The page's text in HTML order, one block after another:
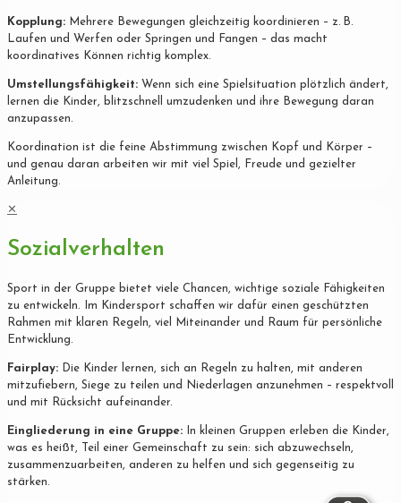
Kopplung: Mehrere Bewegungen gleichzeitig koordinieren – z. B.
Laufen und Werfen oder Springen und Fangen – das macht
koordinatives Können richtig komplex.
Umstellungsfähigkeit: Wenn sich eine Spielsituation plötzlich ändert,
lernen die Kinder, blitzschnell umzudenken und ihre Bewegung daran
anzupassen.
Koordination ist die feine Abstimmung zwischen Kopf und Körper –
und genau daran arbeiten wir mit viel Spiel, Freude und gezielter
Anleitung.
✕
Sozialverhalten
Sport in der Gruppe bietet viele Chancen, wichtige soziale Fähigkeiten
zu entwickeln. Im Kindersport schaffen wir dafür einen geschützten
Rahmen mit klaren Regeln, viel Miteinander und Raum für persönliche
Entwicklung.
Fairplay: Die Kinder lernen, sich an Regeln zu halten, mit anderen
mitzufiebern, Siege zu teilen und Niederlagen anzunehmen – respektvoll
und mit Rücksicht aufeinander.
Eingliederung in eine Gruppe: In kleinen Gruppen erleben die Kinder,
was es heißt, Teil einer Gemeinschaft zu sein: sich abzuwechseln,
zusammenzuarbeiten, anderen zu helfen und sich gegenseitig zu
stärken.